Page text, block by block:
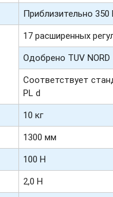
Приблизительно 350
17 расширенных
Одобрено TUV NORD
Соответствует
PL d
10 кг
1300 мм
100 Н
2,0 H